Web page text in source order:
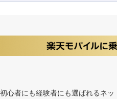
心者にも経験者にも選ばれるネ